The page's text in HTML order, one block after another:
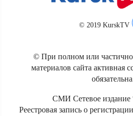
© 2019 KurskTV
© При полном или
материалов сайта активная
СМИ Сетевое издание
Реестровая запись о